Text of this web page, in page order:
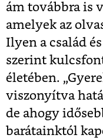
ám továbbra is
amelyek az
Ilyen a család
szerint
életében.
viszonyítva
de ahogy
barátainktól